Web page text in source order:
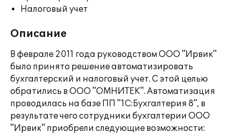
Налоговый учет
Описание
В феврале 2011 года руководством ООО "Ирвик"
было принято решение автоматизировать
бухгалтерский и налоговый учет. С этой целью
обратились в ООО "ОМНИТЕК". Автоматизация
проводилась на базе ПП "1С:Бухгалтерия 8", в
результате чего сотрудники бухгалтерии ООО
"Ирвик" приобрели следующие возможности: